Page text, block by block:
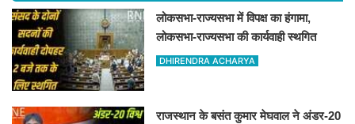
लोकसभा-राज्यसभा में विपक्ष का हंगामा,
लोकसभा-राज्यसभा की कार्यवाही स्थगित
DHIRENDRA ACHARYA
राजस्थान के बसंत कुमार मेघवाल ने अंडर-20